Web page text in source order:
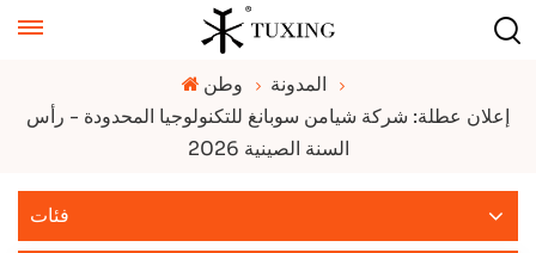
وطن
المدونة
إعلان عطلة: شركة شيامن سوبانغ للتكنولوجيا المحدودة - رأس
السنة الصينية 2026
فئات